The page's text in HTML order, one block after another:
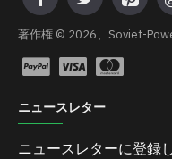
著作権 © 2026、Soviet-
ニュースレター
ニュースレターに登録